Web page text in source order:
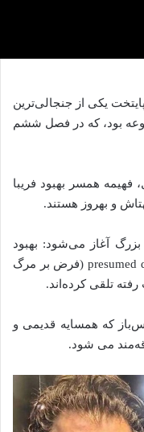
یکی از جنجالی‌ترین
بود، که در فصل ششم
فهیمه همسر بهبود فریبا
و بهروز هستند.
آغاز می‌شود: بهبود
سال‌ها پیش در آفریقا مفقود شده و presumed dead (فرض بر مرگ
رفته تلقی کرده‌اند.
که همسایه قدیمی و
می شود.